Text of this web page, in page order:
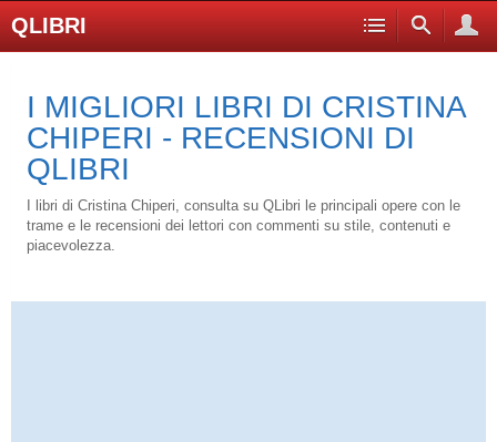
QLIBRI
I MIGLIORI LIBRI DI CRISTINA
CHIPERI - RECENSIONI DI
QLIBRI
I libri di Cristina Chiperi, consulta su QLibri le principali opere con le
trame e le recensioni dei lettori con commenti su stile, contenuti e
piacevolezza.